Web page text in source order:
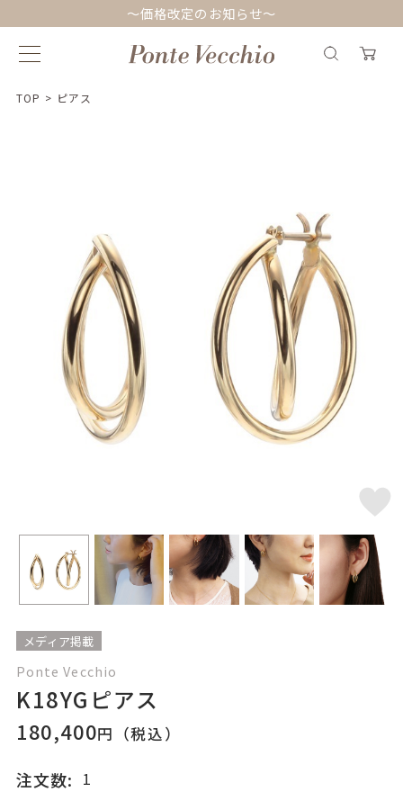
～価格改定のお知らせ～
TOP > ピアス
メディア掲載
Ponte Vecchio
K18YGピアス
180,400円（税込）
注文数: